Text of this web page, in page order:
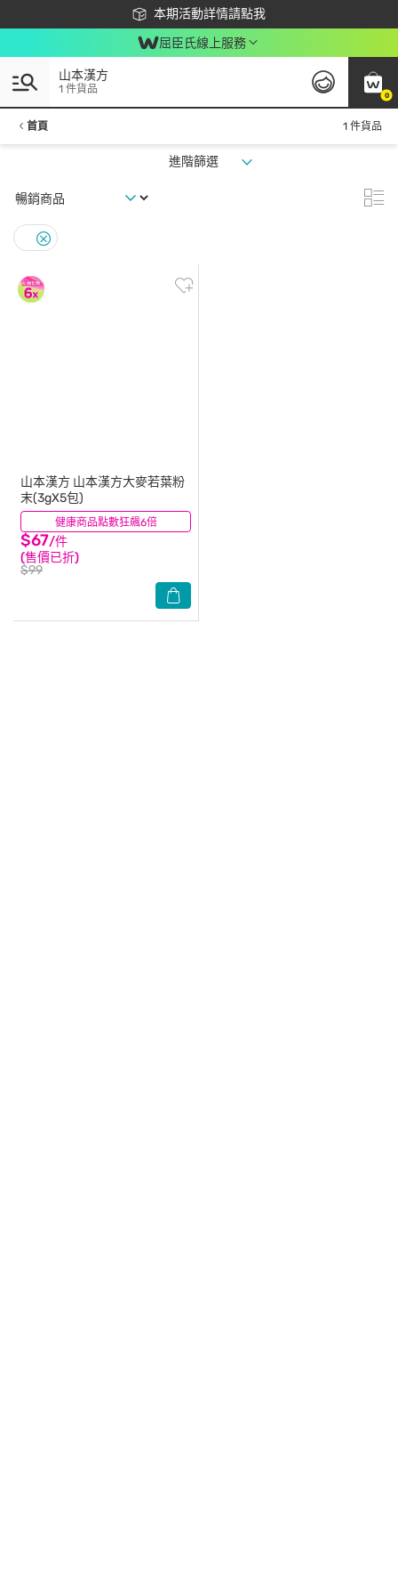
本期活動詳情請點我
下載app最高回饋$350
屈臣氏線上服務
0
山本漢方
1 件貨品
首頁 1 件貨品
進階篩選
健康商品點數狂飆6倍
山本漢方 山本漢方大麥若葉粉
末(3gX5包)
$67/件
(售價已折)
$99
(0)